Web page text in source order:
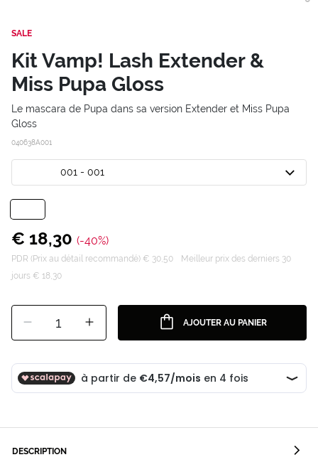
SALE
Kit Vamp! Lash Extender &
Miss Pupa Gloss
Le mascara de Pupa dans sa version Extender et Miss Pupa
Gloss
040638A001
001 - 001
€ 18,30 (-40%)
PDR (Prix au détail recommandé) € 30,50
Meilleur prix des derniers 30
jours € 18,30
1 AJOUTER AU PANIER
DESCRIPTION